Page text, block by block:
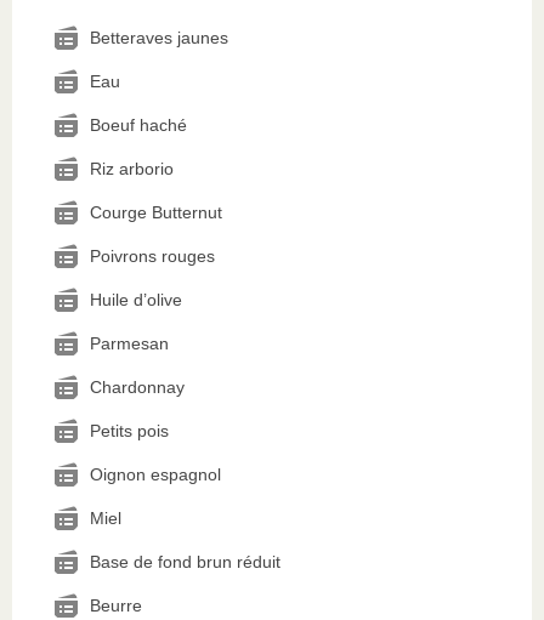
Betteraves jaunes
Eau
Boeuf haché
Riz arborio
Courge Butternut
Poivrons rouges
Huile d’olive
Parmesan
Chardonnay
Petits pois
Oignon espagnol
Miel
Base de fond brun réduit
Beurre